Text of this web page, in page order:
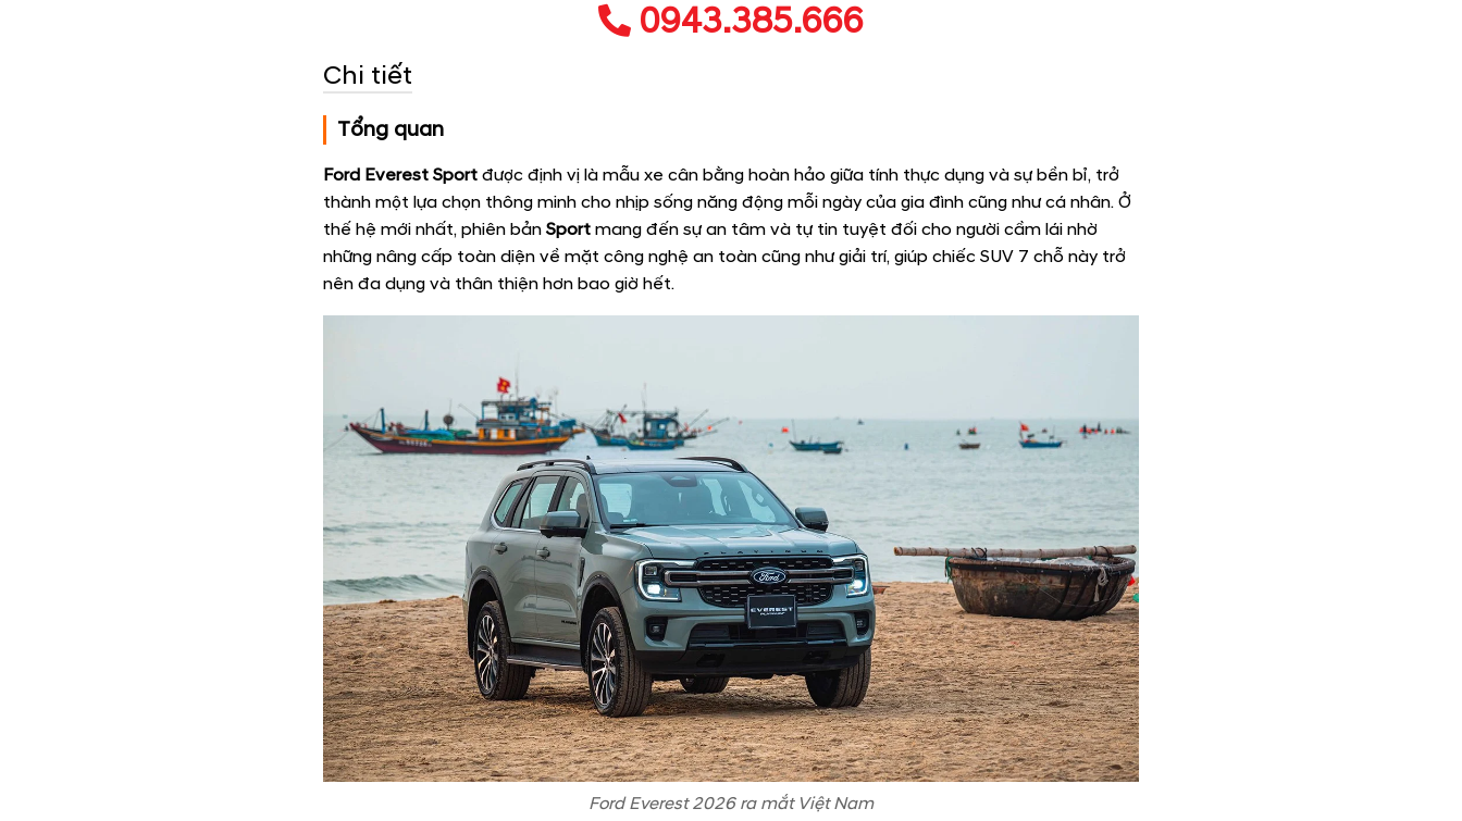
0943.385.666
Chi tiết
Tổng quan
Ford Everest Sport được định vị là mẫu xe cân bằng hoàn hảo giữa tính thực dụng và sự bền bỉ, trở
thành một lựa chọn thông minh cho nhịp sống năng động mỗi ngày của gia đình cũng như cá nhân. Ở
thế hệ mới nhất, phiên bản Sport mang đến sự an tâm và tự tin tuyệt đối cho người cầm lái nhờ
những nâng cấp toàn diện về mặt công nghệ an toàn cũng như giải trí, giúp chiếc SUV 7 chỗ này trở
nên đa dụng và thân thiện hơn bao giờ hết.
Ford Everest 2026 ra mắt Việt Nam